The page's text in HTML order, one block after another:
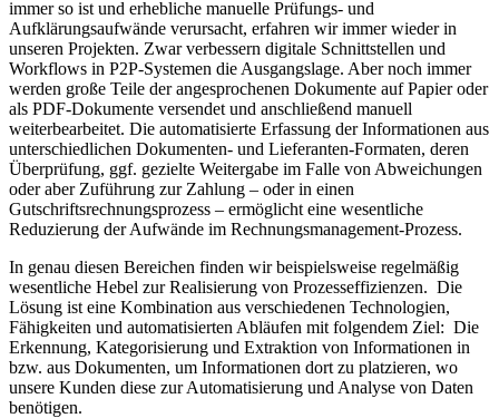
immer so ist und erhebliche manuelle Prüfungs- und
Aufklärungsaufwände verursacht, erfahren wir immer wieder in
unseren Projekten. Zwar verbessern digitale Schnittstellen und
Workflows in P2P-Systemen die Ausgangslage. Aber noch immer
werden große Teile der angesprochenen Dokumente auf Papier oder
als PDF-Dokumente versendet und anschließend manuell
weiterbearbeitet. Die automatisierte Erfassung der Informationen aus
unterschiedlichen Dokumenten- und Lieferanten-Formaten, deren
Überprüfung, ggf. gezielte Weitergabe im Falle von Abweichungen
oder aber Zuführung zur Zahlung – oder in einen
Gutschriftsrechnungsprozess – ermöglicht eine wesentliche
Reduzierung der Aufwände im Rechnungsmanagement-Prozess.
In genau diesen Bereichen finden wir beispielsweise regelmäßig
wesentliche Hebel zur Realisierung von Prozesseffizienzen. Die
Lösung ist eine Kombination aus verschiedenen Technologien,
Fähigkeiten und automatisierten Abläufen mit folgendem Ziel: Die
Erkennung, Kategorisierung und Extraktion von Informationen in
bzw. aus Dokumenten, um Informationen dort zu platzieren, wo
unsere Kunden diese zur Automatisierung und Analyse von Daten
benötigen.